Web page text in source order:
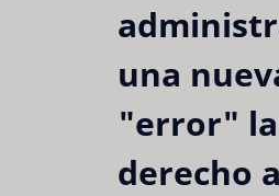
una
"error"
derecho